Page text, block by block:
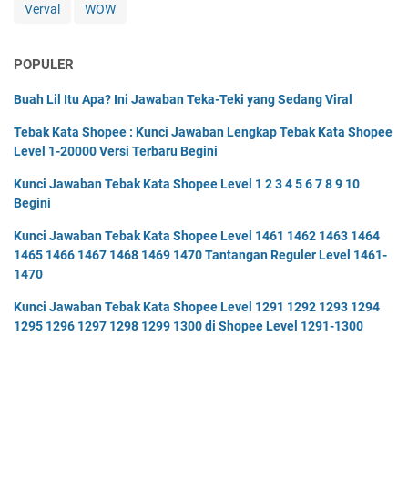
Verval WOW
POPULER
Buah Lil Itu Apa? Ini Jawaban Teka-Teki yang Sedang Viral
Tebak Kata Shopee : Kunci Jawaban Lengkap Tebak Kata Shopee
Level 1-20000 Versi Terbaru Begini
Kunci Jawaban Tebak Kata Shopee Level 1 2 3 4 5 6 7 8 9 10
Begini
Kunci Jawaban Tebak Kata Shopee Level 1461 1462 1463 1464
1465 1466 1467 1468 1469 1470 Tantangan Reguler Level 1461-
1470
Kunci Jawaban Tebak Kata Shopee Level 1291 1292 1293 1294
1295 1296 1297 1298 1299 1300 di Shopee Level 1291-1300